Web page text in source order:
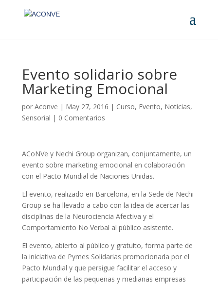
Evento solidario sobre
Marketing Emocional
por Aconve | May 27, 2016 | Curso, Evento, Noticias,
Sensorial | 0 Comentarios
ACoNVe y Nechi Group organizan, conjuntamente, un
evento sobre marketing emocional en colaboración
con el Pacto Mundial de Naciones Unidas.
El evento, realizado en Barcelona, en la Sede de Nechi
Group se ha llevado a cabo con la idea de acercar las
disciplinas de la Neurociencia Afectiva y el
Comportamiento No Verbal al público asistente.
El evento, abierto al público y gratuito, forma parte de
la iniciativa de Pymes Solidarias promocionada por el
Pacto Mundial y que persigue facilitar el acceso y
participación de las pequeñas y medianas empresas